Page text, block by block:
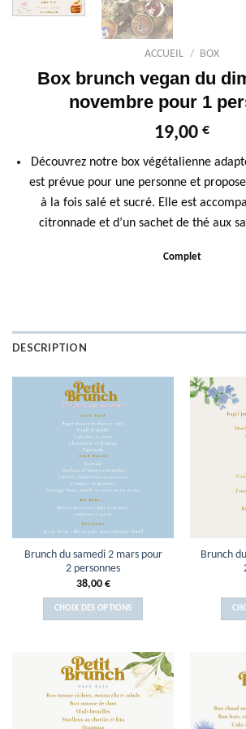
ACCUEIL / BOX
Box brunch vegan du
novembre pour 1
19,00 €
Découvrez notre box végétalienne
est prévue pour une personne et
à la fois salé et sucré. Elle est
citronnade et d’un sachet de thé aux
Complet
DESCRIPTION
Brunch du samedi 2 mars pour
2 personnes
38,00 €
CHOIX DES OPTIONS
Brunch